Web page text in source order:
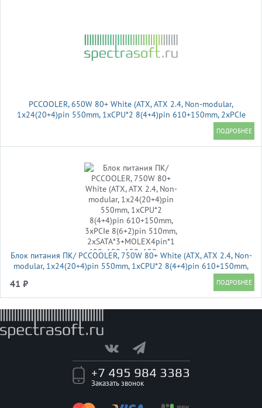
PCCOOLER, 650W 80+ White (ATX, ATX 2.4, Non-modular,
1x24(20+4)pin 550mm, 1xCPU*2 8(4+4)pin 610+150mm, 2xPCIe
8(6+2)pin 510mm, 2xSATA*3+MOLEX4pin*1 450+150+150+150mm
Блок питания ПК/ PCCOOLER, 750W 80+ White (ATX, ATX 2.4, Non-
modular, 1x24(20+4)pin 550mm, 1xCPU*2 8(4+4)pin 610+150mm,
3xPCIe 8(6+2)pin 510mm, 2xSATA*3+MOLEX4pin*1
41 ₽
+7 495 984 3383
Заказать звонок